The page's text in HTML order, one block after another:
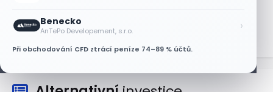
Benecko
AnTePo Developement, s.r.o. ›
Při obchodování CFD ztrácí peníze 74–89 % účtů.